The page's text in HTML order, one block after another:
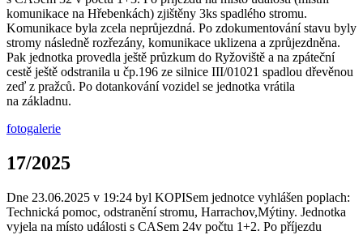
komunikace na Hřebenkách) zjištěny 3ks spadlého stromu.
Komunikace byla zcela neprůjezdná. Po zdokumentování stavu byly
stromy následně rozřezány, komunikace uklizena a zprůjezdněna.
Pak jednotka provedla ještě průzkum do Ryžoviště a na zpáteční
cestě ještě odstranila u čp.196 ze silnice III/01021 spadlou dřevěnou
zeď z pražců. Po dotankování vozidel se jednotka vrátila
na základnu.
fotogalerie
17/2025
Dne 23.06.2025 v 19:24 byl KOPISem jednotce vyhlášen poplach:
Technická pomoc, odstranění stromu, Harrachov,Mýtiny. Jednotka
vyjela na místo události s CASem 24v počtu 1+2. Po příjezdu